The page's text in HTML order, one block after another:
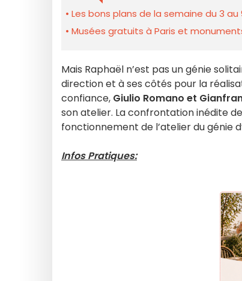
Les bons plans de la semaine du 3
Musées gratuits à Paris et
Mais Raphaël n’est pas un génie
direction et à ses côtés pour la
confiance, Giulio Romano et
son atelier. La confrontation inédite
fonctionnement de l’atelier du génie
Infos Pratiques: